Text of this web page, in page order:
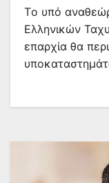
Tο υπό
Ελληνικών
επαρχία θα